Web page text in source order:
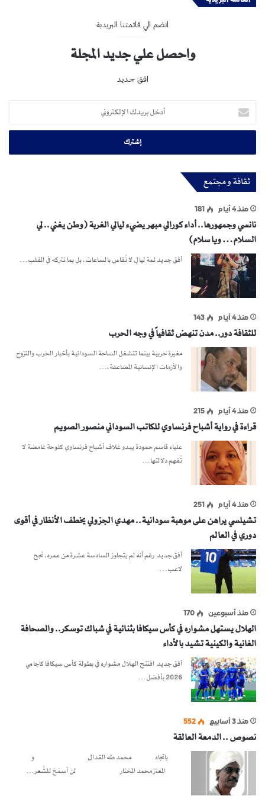
انضم الي قائمتنا البريدية
واحصل علي جديد المجلة
افق جديد
أدخل
بريدك
الإلكتروني
ثقافة و مجتمع
منذ 4 أيام 181
نانسي وجمهورها.. أداء كورالي مبهر يضيء ليالي الغربة (وطن يغني.. لي
السلام… ويا سلام)
أفق جديد ثمة ليالٍ لا تُقاس بالساعات، بل بما تتركه في القلب…
منذ 4 أيام 143
للثقافة دور.. مدن تنهض ثقافياً في وجه الحرب
مغيرة حربية بينما تنشغل الساحة السودانية بأخبار الحرب والنزوح
والأزمات الإنسانية المضاعفة،…
منذ 4 أيام 215
قراءة في رواية أشباح فرنساوي للكاتب السوداني منصور الصويم
علياء قاسم حمودة يبدو غلاف أشباح فرنساوي كلوحة غامضة لا
تُفهم دلالتها…
منذ 4 أيام 251
تشيلسي يراهن على موهبة سودانية.. مهدي الجزولي يخطف الأنظار في أقوى
دوري في العالم
أفق جديد رغم أنه لم يتجاوز السادسة عشرة من عمره، نجح
لاعب…
منذ أسبوعين 170
الهلال يستهل مشواره في كأس سيكافا بثنائية في شباك توسكر.. والصحافة
الغانية والكينية تشيد بالأداء
أفق جديد افتتح الهلال مشواره في بطولة كأس سيكافا كاجامي
2026 بأفضل…
منذ 3 أسابيع 552
نصوص .. الدمعة العالقة
باتجاه محمد طه القدال و
المعتز محمد المختار لن أسمَحَ للشِّعر…